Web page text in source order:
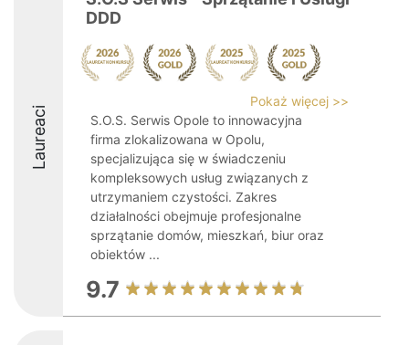
Laureaci
DDD
Pokaż więcej >>
S.O.S. Serwis Opole to innowacyjna
firma zlokalizowana w Opolu,
specjalizująca się w świadczeniu
kompleksowych usług związanych z
utrzymaniem czystości. Zakres
działalności obejmuje profesjonalne
sprzątanie domów, mieszkań, biur oraz
obiektów ...
9.7